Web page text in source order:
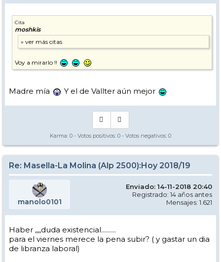
Cita
moshkis
Voy a mirarlo !!
Madre mía Y el de Vallter aún mejor
Karma: 0 - Votos positivos: 0 - Votos negativos: 0
Re: Masella-La Molina (Alp 2500):Hoy 2018/19
manolo0101
Enviado: 14-11-2018 20:40
Registrado: 14 años antes
Mensajes: 1.621
Haber ,,,,duda existencial..........
para el viernes merece la pena subir? ( y gastar un dia
de libranza laboral)